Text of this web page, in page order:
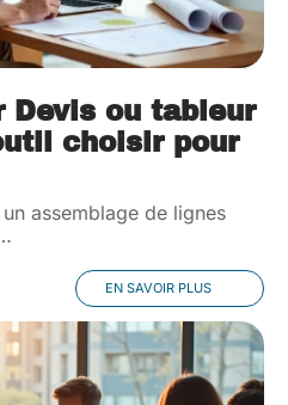
Devis ou tableur
choisir pour
assemblage de lignes
EN SAVOIR PLUS